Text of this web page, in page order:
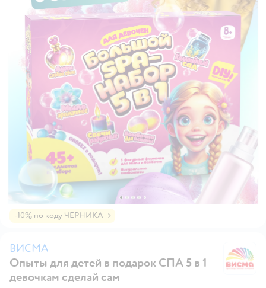
-10% по коду ЧЕРНИКА
ВИСМА
Опыты для детей в подарок СПА 5 в 1
девочкам сделай сам